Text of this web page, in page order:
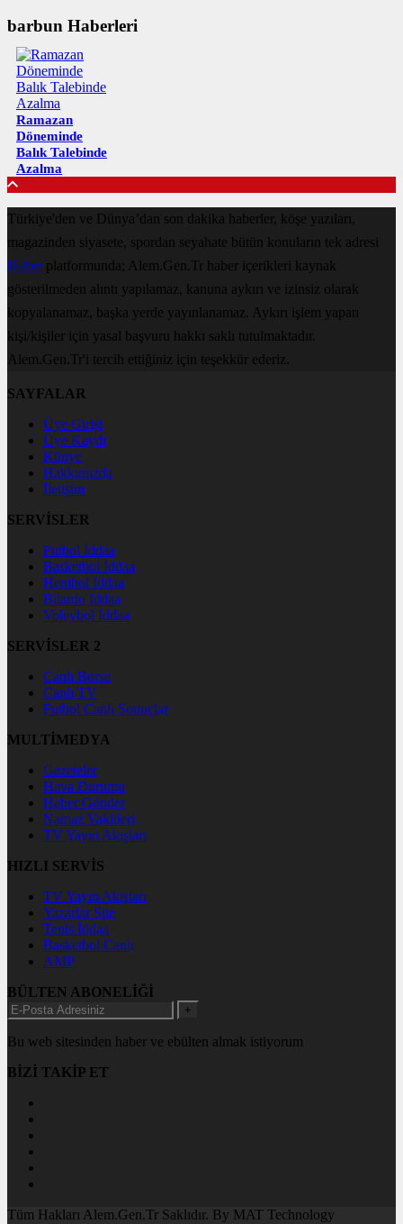
barbun Haberleri
Ramazan
Döneminde
Balık Talebinde
Azalma
Türkiye'den ve Dünya’dan son dakika haberler, köşe yazıları,
magazinden siyasete, spordan seyahate bütün konuların tek adresi
Haberplatformunda; Alem.Gen.Tr haber içerikleri kaynak
gösterilmeden alıntı yapılamaz, kanuna aykırı ve izinsiz olarak
kopyalanamaz, başka yerde yayınlanamaz. Aykırı işlem yapan
kişi/kişiler için yasal başvuru hakkı saklı tutulmaktadır.
Alem.Gen.Tr'i tercih ettiğiniz için teşekkür ederiz.
SAYFALAR
Üye Girişi
Üye Kaydı
Künye
Hakkımızda
İletişim
SERVİSLER
Futbol İddaa
Basketbol İddaa
Hentbol İddaa
Bilardo İddaa
Voleybol İddaa
SERVİSLER 2
Canlı Borsa
Canlı TV
Futbol Canlı Sonuçlar
MULTİMEDYA
Gazeteler
Hava Durumu
Haber Gönder
Namaz Vakitleri
TV Yayın Akışları
HIZLI SERVİS
TV Yayın Akışları
Yazarlar Site
Tenis İddaa
Basketbol Canlı
AMP
BÜLTEN ABONELİĞİ
+
Bu web sitesinden haber ve ebülten almak istiyorum
BİZİ TAKİP ET
Tüm Hakları Alem.Gen.Tr Saklıdır. By MAT Technology